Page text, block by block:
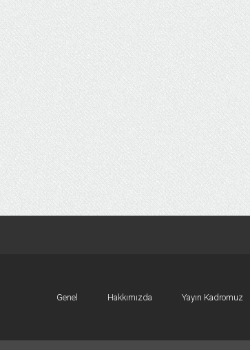
Genel Hakkımızda Yayın Kadromuz